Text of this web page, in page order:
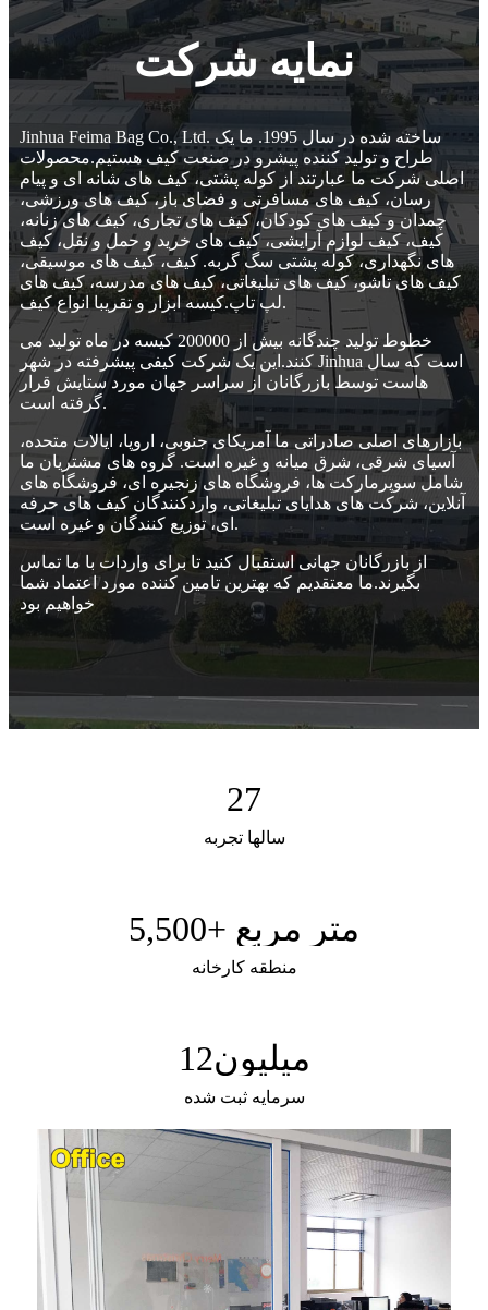
نمایه شرکت
Jinhua Feima Bag Co., Ltd. ساخته شده در سال 1995. ما یک
طراح و تولید کننده پیشرو در صنعت کیف هستیم.محصولات
اصلی شرکت ما عبارتند از کوله پشتی، کیف های شانه ای و پیام
رسان، کیف های مسافرتی و فضای باز، کیف های ورزشی،
چمدان و کیف های کودکان، کیف های تجاری، کیف های زنانه،
کیف، کیف لوازم آرایشی، کیف های خرید و حمل و نقل، کیف
های نگهداری، کوله پشتی سگ گربه. کیف، کیف های موسیقی،
کیف های تاشو، کیف های تبلیغاتی، کیف های مدرسه، کیف های
لپ تاپ.کیسه ابزار و تقریبا انواع کیف.
خطوط تولید چندگانه بیش از 200000 کیسه در ماه تولید می
کنند.این یک شرکت کیفی پیشرفته در شهر Jinhua است که سال
هاست توسط بازرگانان از سراسر جهان مورد ستایش قرار
گرفته است.
بازارهای اصلی صادراتی ما آمریکای جنوبی، اروپا، ایالات متحده،
آسیای شرقی، شرق میانه و غیره است. گروه های مشتریان ما
شامل سوپرمارکت ها، فروشگاه های زنجیره ای، فروشگاه های
آنلاین، شرکت های هدایای تبلیغاتی، واردکنندگان کیف های حرفه
ای، توزیع کنندگان و غیره است.
از بازرگانان جهانی استقبال کنید تا برای واردات با ما تماس
بگیرند.ما معتقدیم که بهترین تامین کننده مورد اعتماد شما
خواهیم بود
27
سالها تجربه
5,500 + متر مربع
منطقه کارخانه
12میلیون
سرمایه ثبت شده